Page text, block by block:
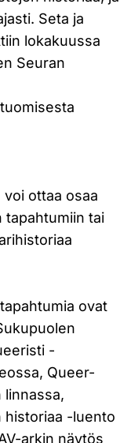
Seta ja
lokakuussa
Seuran
ottaa osaa
tapahtumiin tai
ovat
-
Queer-
linnassa,
historiaa -luento
arkin näytös